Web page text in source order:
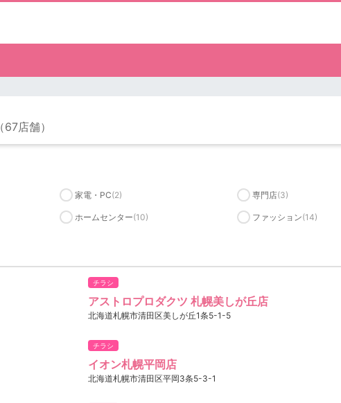
（67店舗）
家電・PC(2) 専門店(3)
ホームセンター(10) ファッション(14)
チラシ
アストロプロダクツ 札幌美しが丘店
北海道札幌市清田区美しが丘1条5-1-5
チラシ
イオン札幌平岡店
北海道札幌市清田区平岡3条5-3-1